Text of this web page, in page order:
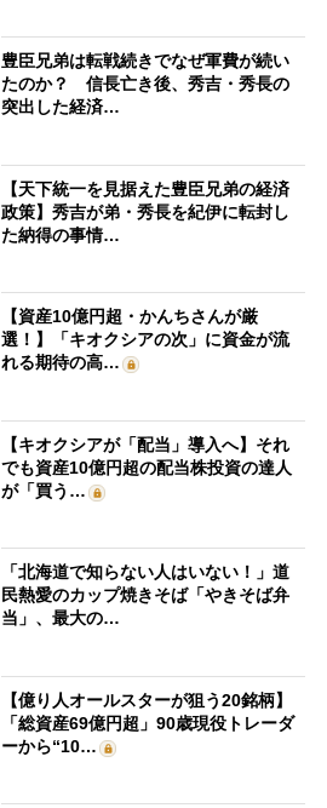
豊臣兄弟は転戦続きでなぜ軍費が続い
たのか？ 信長亡き後、秀吉・秀長の
突出した経済…
【天下統一を見据えた豊臣兄弟の経済
政策】秀吉が弟・秀長を紀伊に転封し
た納得の事情…
【資産10億円超・かんちさんが厳
選！】「キオクシアの次」に資金が流
れる期待の高…
【キオクシアが「配当」導入へ】それ
でも資産10億円超の配当株投資の達人
が「買う…
「北海道で知らない人はいない！」道
民熱愛のカップ焼きそば「やきそば弁
当」、最大の…
【億り人オールスターが狙う20銘柄】
「総資産69億円超」90歳現役トレーダ
ーから“10…